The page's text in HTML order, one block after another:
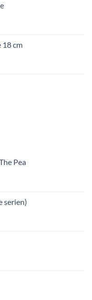
18 cm
Pea
serien)